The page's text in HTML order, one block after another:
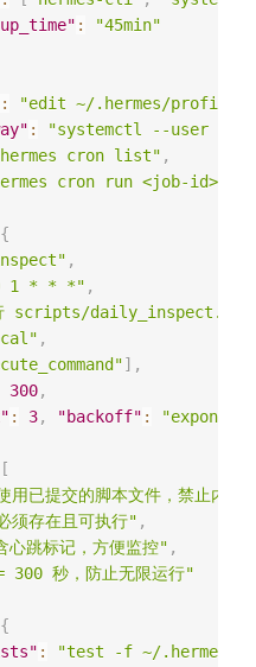
:
"45min"
:
"edit ~/.hermes/profiles/
:
"systemctl --user
cron list" ,
cron run <job-id> --
{
,
1 * * *" ,
scripts/daily_inspect.py，
,
] ,
300,
: 3, "backoff" :
[
已提交的脚本文件，禁止内联
存在且可执行" ,
心跳标记，方便监控" ,
300 秒，防止无限运行"
{
:
"test -f ~/.hermes/